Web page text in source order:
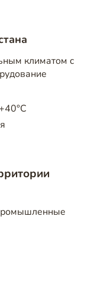
климатом с